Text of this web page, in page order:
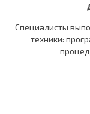
Специалисты
техники: